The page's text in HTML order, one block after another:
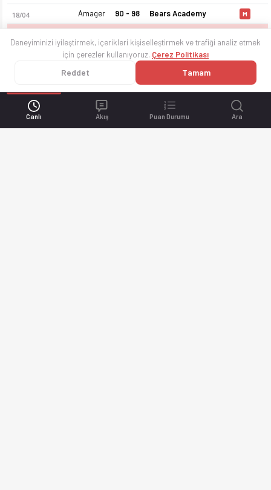
Canlı Akış Puan Durumu Ara
18/04 Amager 90 - 98 Bears Academy M
Deneyiminizi iyileştirmek, içerikleri kişiselleştirmek ve trafiği analiz etmek
için çerezler kullanıyoruz. Çerez Politikası
Reddet Tamam